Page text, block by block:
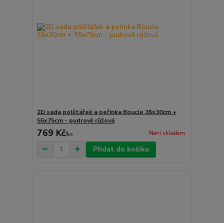
2D sada polštářek a peřinka Boucle 35x30cm +
55x75cm - pudrově růžová
769 Kč/ks Není skladem
Přidat do košíku